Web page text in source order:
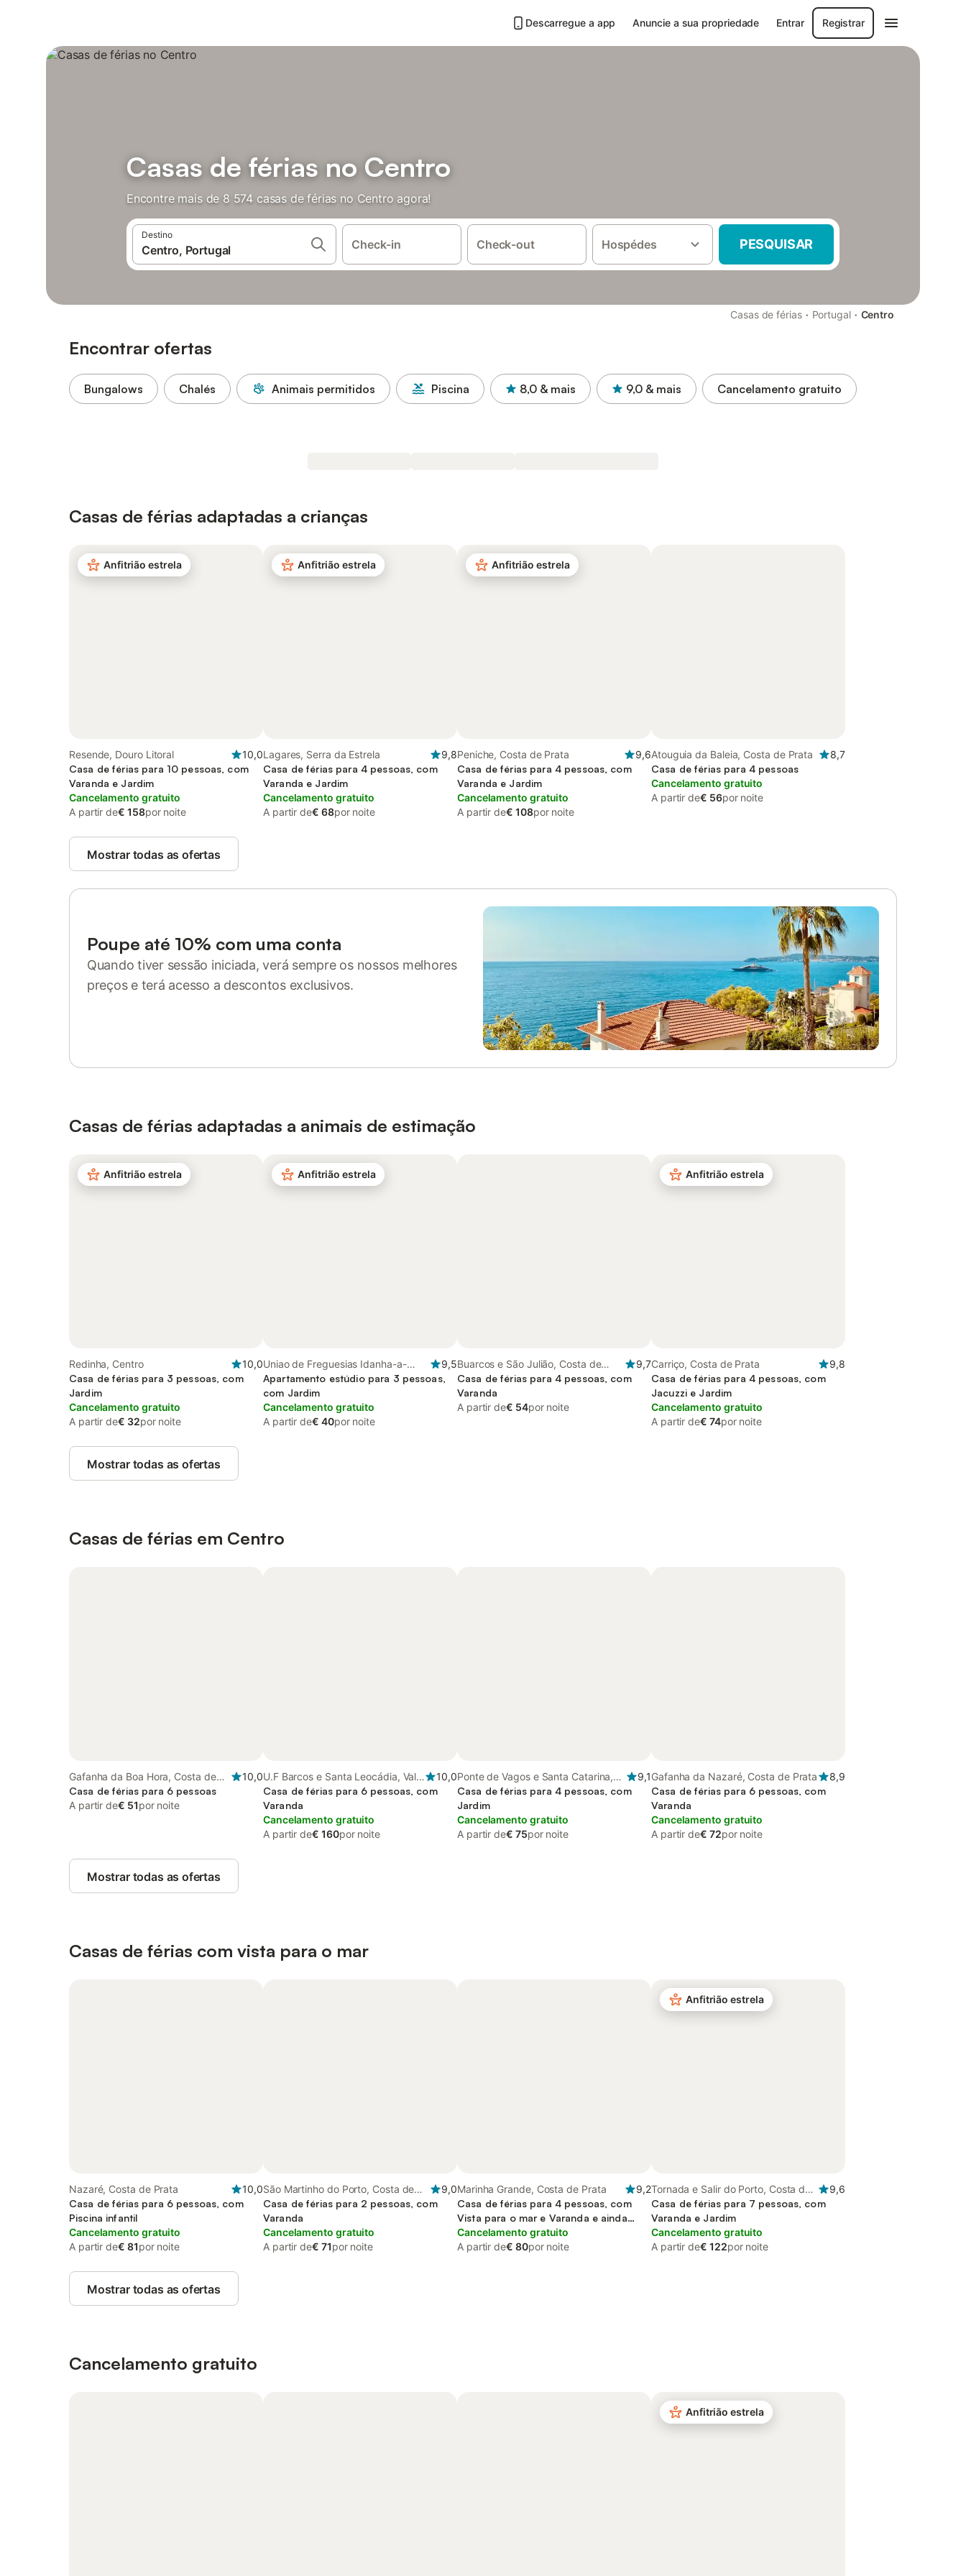
Descarregue a app Anuncie a sua propriedade Entrar Registrar
Casas de férias no Centro
Encontre mais de 8 574 casas de férias no Centro agora!
Destino
Check-in Check-out Hospédes PESQUISAR
Casas de férias · Portugal · Centro
Encontrar ofertas
Bungalows Chalés Animais permitidos Piscina 8,0 & mais 9,0 & mais Cancelamento gratuito
Casas de férias adaptadas a crianças
Anfitrião estrela
Resende, Douro Litoral
10,0
Casa de férias para 10 pessoas, com
Varanda e Jardim
Cancelamento gratuito
A partir de€ 158por noite
Anfitrião estrela
Lagares, Serra da Estrela
9,8
Casa de férias para 4 pessoas, com
Varanda e Jardim
Cancelamento gratuito
A partir de€ 68por noite
Anfitrião estrela
Peniche, Costa de Prata
9,6
Casa de férias para 4 pessoas, com
Varanda e Jardim
Cancelamento gratuito
A partir de€ 108por noite
Atouguia da Baleia, Costa de Prata
8,7
Casa de férias para 4 pessoas
Cancelamento gratuito
A partir de€ 56por noite
Mostrar todas as ofertas
Poupe até 10% com uma conta
Quando tiver sessão iniciada, verá sempre os nossos melhores
preços e terá acesso a descontos exclusivos.
Casas de férias adaptadas a animais de estimação
Anfitrião estrela
Redinha, Centro
10,0
Casa de férias para 3 pessoas, com
Jardim
Cancelamento gratuito
A partir de€ 32por noite
Anfitrião estrela
Uniao de Freguesias Idanha-a-
Nova e Alcafozes, Centro
9,5
Apartamento estúdio para 3 pessoas,
com Jardim
Cancelamento gratuito
A partir de€ 40por noite
Buarcos e São Julião, Costa de
Prata
9,7
Casa de férias para 4 pessoas, com
Varanda
A partir de€ 54por noite
Anfitrião estrela
Carriço, Costa de Prata
9,8
Casa de férias para 4 pessoas, com
Jacuzzi e Jardim
Cancelamento gratuito
A partir de€ 74por noite
Mostrar todas as ofertas
Casas de férias em Centro
Gafanha da Boa Hora, Costa de
Prata
10,0
Casa de férias para 6 pessoas
A partir de€ 51por noite
U.F Barcos e Santa Leocádia, Vale
do Douro
10,0
Casa de férias para 6 pessoas, com
Varanda
Cancelamento gratuito
A partir de€ 160por noite
Ponte de Vagos e Santa Catarina,
Costa de Prata
9,1
Casa de férias para 4 pessoas, com
Jardim
Cancelamento gratuito
A partir de€ 75por noite
Gafanha da Nazaré, Costa de Prata
8,9
Casa de férias para 6 pessoas, com
Varanda
Cancelamento gratuito
A partir de€ 72por noite
Mostrar todas as ofertas
Casas de férias com vista para o mar
Nazaré, Costa de Prata
10,0
Casa de férias para 6 pessoas, com
Piscina infantil
Cancelamento gratuito
A partir de€ 81por noite
São Martinho do Porto, Costa de
Prata
9,0
Casa de férias para 2 pessoas, com
Varanda
Cancelamento gratuito
A partir de€ 71por noite
Marinha Grande, Costa de Prata
9,2
Casa de férias para 4 pessoas, com
Vista para o mar e Varanda e ainda
Terraço
Cancelamento gratuito
A partir de€ 80por noite
Anfitrião estrela
Tornada e Salir do Porto, Costa de
Prata
9,6
Casa de férias para 7 pessoas, com
Varanda e Jardim
Cancelamento gratuito
A partir de€ 122por noite
Mostrar todas as ofertas
Cancelamento gratuito
Anfitrião estrela